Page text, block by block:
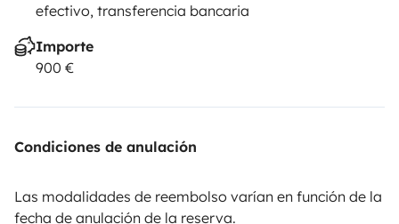
efectivo, transferencia bancaria
Importe
900 €
Condiciones de anulación
Las modalidades de reembolso varían en función de la
fecha de anulación de la reserva.